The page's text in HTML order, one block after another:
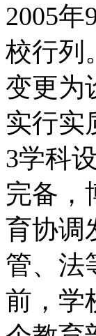
2005年
校行列
变更为
实行实
3学科
完备，
育协调
管、法
前，学